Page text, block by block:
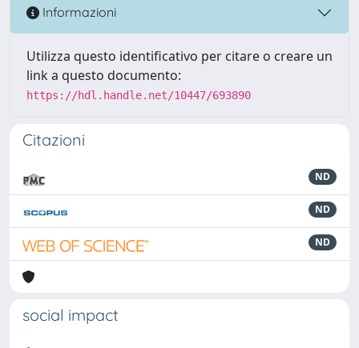
Informazioni
Utilizza questo identificativo per citare o creare un
link a questo documento:
https://hdl.handle.net/10447/693890
Citazioni
ND
ND
ND
social impact